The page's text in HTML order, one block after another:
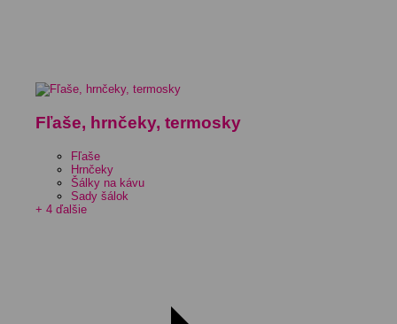
Fľaše, hrnčeky, termosky
Fľaše
Hrnčeky
Šálky na kávu
Sady šálok
+ 4 ďalšie